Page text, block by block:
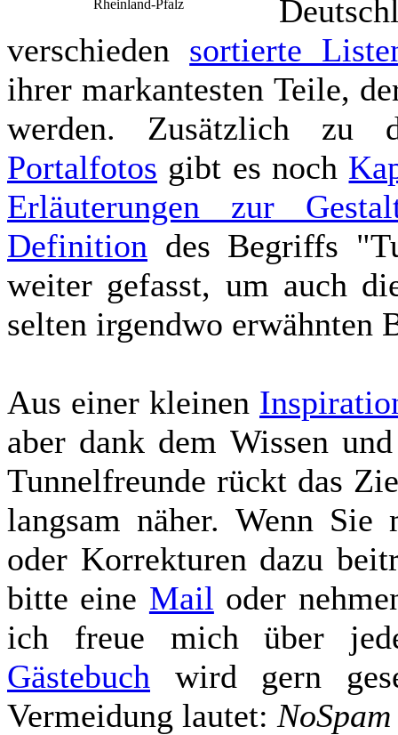
Rheinland-Pfalz
verschieden sortierte
ihrer markantesten Teile,
werden. Zusätzlich zu
Portalfotos gibt es noch
Erläuterungen zur
Definition des Begriffs
weiter gefasst, um auch
selten irgendwo erwähnten
Aus einer kleinen
aber dank dem Wissen
Tunnelfreunde rückt das
langsam näher. Wenn Sie
oder Korrekturen dazu
bitte eine Mail oder
ich freue mich über
Gästebuch wird gern
Vermeidung lautet: NoSpam